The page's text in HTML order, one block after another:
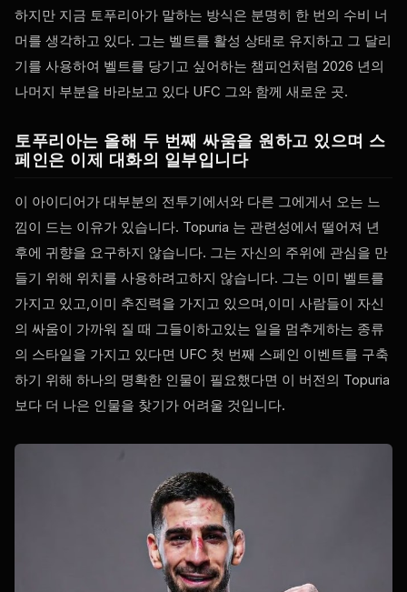
하지만 지금 토푸리아가 말하는 방식은 분명히 한 번의 수비 너
머를 생각하고 있다. 그는 벨트를 활성 상태로 유지하고 그 달리
기를 사용하여 벨트를 당기고 싶어하는 챔피언처럼 2026 년의
나머지 부분을 바라보고 있다 UFC 그와 함께 새로운 곳.
토푸리아는 올해 두 번째 싸움을 원하고 있으며 스
페인은 이제 대화의 일부입니다
이 아이디어가 대부분의 전투기에서와 다른 그에게서 오는 느
낌이 드는 이유가 있습니다. Topuria 는 관련성에서 떨어져 년
후에 귀향을 요구하지 않습니다. 그는 자신의 주위에 관심을 만
들기 위해 위치를 사용하려고하지 않습니다. 그는 이미 벨트를
가지고 있고,이미 추진력을 가지고 있으며,이미 사람들이 자신
의 싸움이 가까워 질 때 그들이하고있는 일을 멈추게하는 종류
의 스타일을 가지고 있다면 UFC 첫 번째 스페인 이벤트를 구축
하기 위해 하나의 명확한 인물이 필요했다면 이 버전의 Topuria
보다 더 나은 인물을 찾기가 어려울 것입니다.